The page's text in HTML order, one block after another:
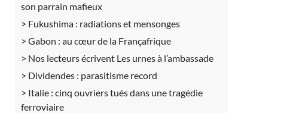
son parrain mafieux
Fukushima : radiations et mensonges
Gabon : au cœur de la Françafrique
Nos lecteurs écrivent Les urnes à l’ambassade
Dividendes : parasitisme record
Italie : cinq ouvriers tués dans une tragédie
ferroviaire